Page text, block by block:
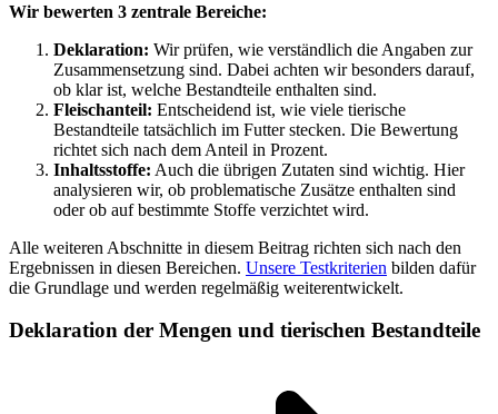
Wir bewerten 3 zentrale Bereiche:
Deklaration: Wir prüfen, wie verständlich die Angaben zur
Zusammensetzung sind. Dabei achten wir besonders darauf,
ob klar ist, welche Bestandteile enthalten sind.
Fleischanteil: Entscheidend ist, wie viele tierische
Bestandteile tatsächlich im Futter stecken. Die Bewertung
richtet sich nach dem Anteil in Prozent.
Inhaltsstoffe: Auch die übrigen Zutaten sind wichtig. Hier
analysieren wir, ob problematische Zusätze enthalten sind
oder ob auf bestimmte Stoffe verzichtet wird.
Alle weiteren Abschnitte in diesem Beitrag richten sich nach den
Ergebnissen in diesen Bereichen. Unsere Testkriterien bilden dafür
die Grundlage und werden regelmäßig weiterentwickelt.
Deklaration der Mengen und tierischen Bestandteile